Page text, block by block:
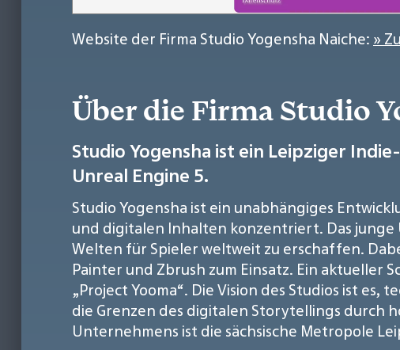
Website der Firma Studio Yogensha Naiche: »
Über die Firma Studio
Studio Yogensha ist ein Leipziger
Unreal Engine 5.
Studio Yogensha ist ein unabhängiges
und digitalen Inhalten konzentriert. Das
Welten für Spieler weltweit zu erschaffen.
Painter und Zbrush zum Einsatz. Ein
„Project Yooma“. Die Vision des Studios ist
die Grenzen des digitalen Storytellings durch
Unternehmens ist die sächsische Metropole